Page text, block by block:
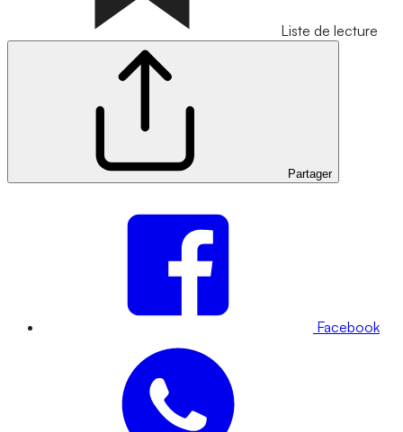
Liste de lecture
Partager
Facebook